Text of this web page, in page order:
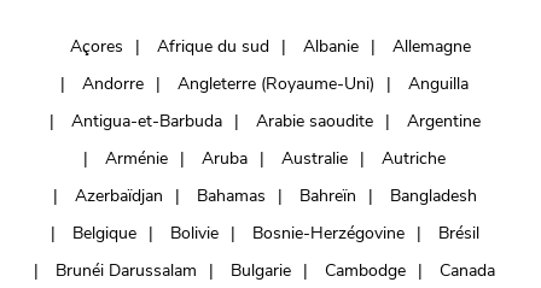
Açores Afrique du sud Albanie
Allemagne
Andorre
Angleterre (Royaume-Uni)
Anguilla
Antigua-et-Barbuda
Arabie saoudite
Argentine
Arménie
Aruba Australie
Autriche
Azerbaïdjan
Bahamas Bahreïn
Bangladesh
Belgique
Bolivie Bosnie-Herzégovine
Brésil
Brunéi Darussalam
Bulgarie Cambodge
Canada